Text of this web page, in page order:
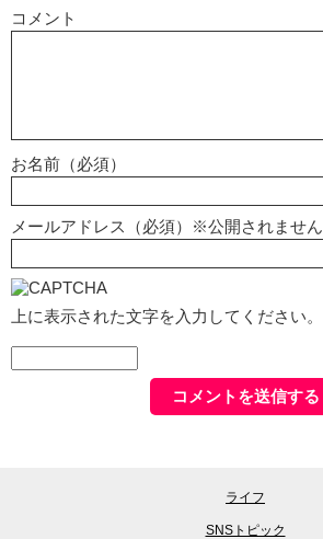
コメント
お名前（必須）
メールアドレス（必須）※公開されません
上に表示された文字を入力してください。
ライフ
SNSトピック